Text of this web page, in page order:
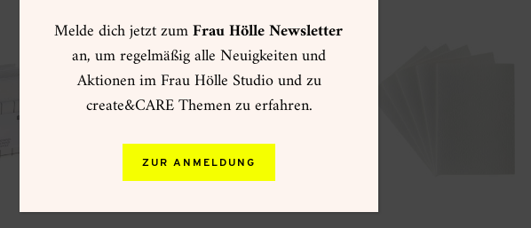
Melde dich jetzt zumFrau Hölle Newsletter
an, um regelmäßig alle Neuigkeiten und
Aktionen im Frau Hölle Studio und zu
create&CARE Themen zu erfahren.
ZUR ANMELDUNG